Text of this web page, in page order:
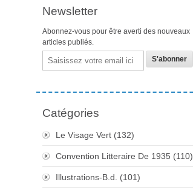
Newsletter
Abonnez-vous pour être averti des nouveaux
articles publiés.
Email
Catégories
Le Visage Vert (132)
Convention Litteraire De 1935 (110)
Illustrations-B.d. (101)